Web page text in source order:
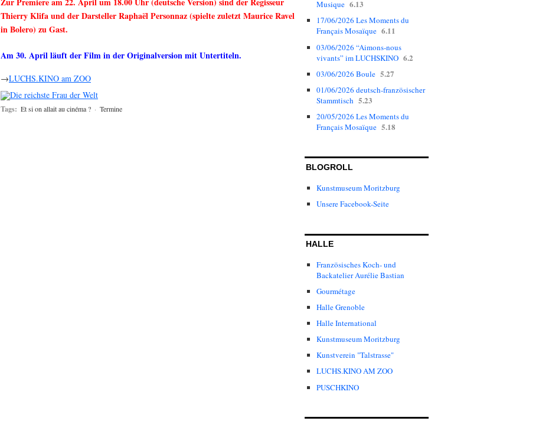
Thierry Klifa und der Darsteller Raphaël Personnaz (spielte zuletzt Maurice Ravel
in Bolero) zu Gast.
Am 30. April läuft der Film in der Originalversion mit Untertiteln.
→LUCHS.KINO am ZOO
Tags: Et si on allait au cinéma ? · Termine
Musique 6.13
17/06/2026 Les Moments du
Français Mosaïque 6.11
03/06/2026 “Aimons-nous
vivants” im LUCHSKINO 6.2
03/06/2026 Boule 5.27
01/06/2026 deutsch-französischer
Stammtisch 5.23
20/05/2026 Les Moments du
Français Mosaïque 5.18
BLOGROLL
Kunstmuseum Moritzburg
Unsere Facebook-Seite
HALLE
Französisches Koch- und
Backatelier Aurélie Bastian
Gourmétage
Halle Grenoble
Halle International
Kunstmuseum Moritzburg
Kunstverein "Talstrasse"
LUCHS.KINO AM ZOO
PUSCHKINO